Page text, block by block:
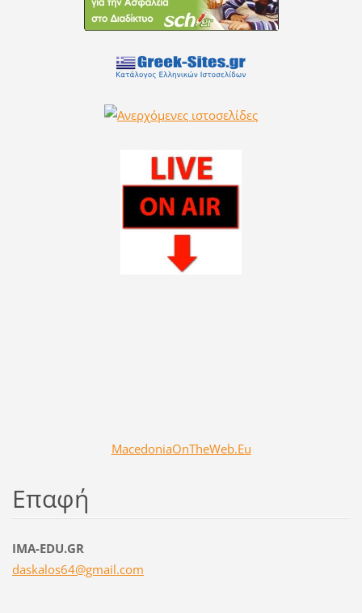
MacedoniaOnTheWeb.Eu
Επαφή
IMA-EDU.GR
daskalos64@gmail.com